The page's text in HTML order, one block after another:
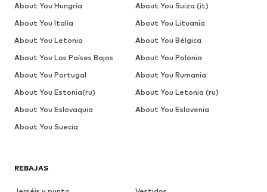
REBAJAS
About You Hungría
About You Suiza (it)
About You Italia
About You Lituania
About You Letonia
About You Bélgica
About You Los Países Bajos
About You Polonia
About You Portugal
About You Rumania
About You Estonia(ru)
About You Letonia (ru)
About You Eslovaquia
About You Eslovenia
About You Suecia